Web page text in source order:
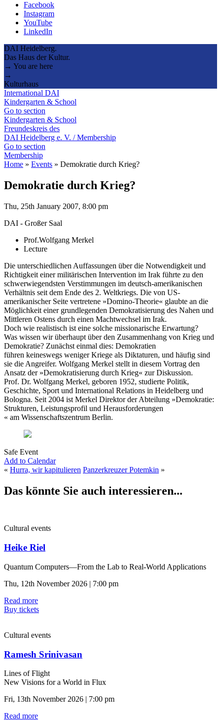
Facebook
Instagram
YouTube
LinkedIn
DAI Heidelberg.
Das Haus der Kultur.
→ You are here
→
Kulturhaus
International DAI
Kindergarten & School
Go to section
Kindergarten & School
Freundeskreis des
DAI Heidelberg e. V. / Membership
Go to section
Membership
Home » Events » Demokratie durch Krieg?
Demokratie durch Krieg?
Thu, 25th January 2007, 8:00 pm
DAI - Großer Saal
Prof.Wolfgang Merkel
Lecture
Die unterschiedlichen Auffassungen über die Notwendigkeit und
Richtigkeit einer militärischen Intervention im Irak führte zu den
schwerwiegendsten Verstimmungen im deutsch-amerikanischen
Verhältnis seit dem Ende des 2. Weltkriegs. Die von US-
amerikanischer Seite vertretene »Domino-Theorie« glaubte an die
Möglichkeit einer grundlegenden Demokratisierung des Nahen und
Mittleren Ostens durch einen Machtwechsel im Irak.
Doch wie realistisch ist eine solche missionarische Erwartung?
Was wissen wir überhaupt über den Zusammenhang von Krieg und
Demokratie? Zunächst einmal dies: Demokratien
führen keineswegs weniger Kriege als Diktaturen, und häufig sind
sie die Angreifer. Wolfgang Merkel stellt in diesem Vortrag den
Ansatz der »Demokratisierung durch Krieg« zur Diskussion.
Prof. Dr. Wolfgang Merkel, geboren 1952, studierte Politik,
Geschichte, Sport und International Relations in Heidelberg und
Bologna. Seit 2004 ist Merkel Direktor der Abteilung »Demokratie:
Strukturen, Leistungsprofil und Herausforderungen
« am Wissenschaftszentrum Berlin.
Safe Event
Add to Calendar
« Hurra, wir kapitulieren Panzerkreuzer Potemkin »
Das könnte Sie auch interessieren...
Cultural events
Heike Riel
Quantum Computers—From the Lab to Real-World Applications
Thu, 12th November 2026 | 7:00 pm
Read more
Buy tickets
Cultural events
Ramesh Srinivasan
Lines of Flight
New Visions for a World in Flux
Fri, 13th November 2026 | 7:00 pm
Read more